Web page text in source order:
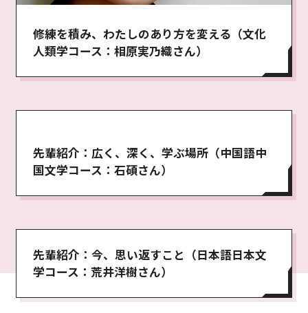
修練を積み、わたしのあり方を変える（文化
人類学コース：相原実乃織さん）
先輩紹介：広く、深く、学ぶ場所（中国語中
国文学コース：石碩さん）
先輩紹介：今、思い返すこと（日本語日本文
学コース：荒井洋樹さん）